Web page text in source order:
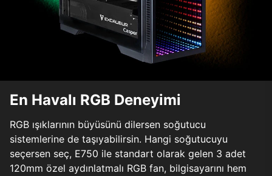
En Havalı RGB Deneyimi
RGB ışıklarının büyüsünü dilersen soğutucu
sistemlerine de taşıyabilirsin. Hangi soğutucuyu
seçersen seç, E750 ile standart olarak gelen 3 adet
120mm özel aydınlatmalı RGB fan, bilgisayarını hem